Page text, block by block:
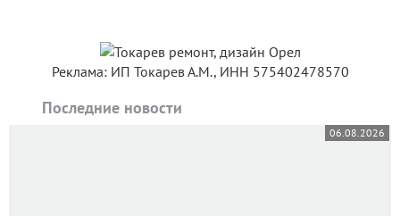
Реклама: ИП Токарев А.М., ИНН 575402478570
Последние новости
06.08.2026